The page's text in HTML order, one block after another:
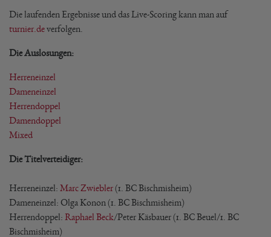
Die laufenden Ergebnisse und das Live-Scoring kann man auf
turnier.deverfolgen.
Die Auslosungen:
Herreneinzel
Dameneinzel
Herrendoppel
Damendoppel
Mixed
Die Titelverteidiger:
Herreneinzel: Marc Zwiebler(1. BC Bischmisheim)
Dameneinzel: Olga Konon (1. BC Bischmisheim)
Herrendoppel: Raphael Beck/Peter Käsbauer (1. BC Beuel/1. BC
Bischmisheim)